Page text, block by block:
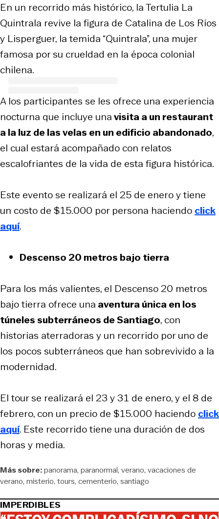
En un recorrido más histórico, la Tertulia La
Quintrala revive la figura de Catalina de Los Ríos
y Lisperguer, la temida “Quintrala”, una mujer
famosa por su crueldad en la época colonial
chilena.
A los participantes se les ofrece una experiencia
nocturna que incluye unavisita a un restaurant
a la luz de las velas en un edificio abandonado,
el cual estará acompañado con relatos
escalofriantes de la vida de esta figura histórica.
Este evento se realizará el 25 de enero y tiene
un costo de $15.000 por persona haciendo click
aquí.
Descenso 20 metros bajo tierra
Para los más valientes, el Descenso 20 metros
bajo tierra ofrece una aventura única en los
túneles subterráneos de Santiago, con
historias aterradoras y un recorrido por uno de
los pocos subterráneos que han sobrevivido a la
modernidad.
El tour se realizará el 23 y 31 de enero, y el 8 de
febrero, con un precio de $15.000 haciendo click
aquí. Este recorrido tiene una duración de dos
horas y media.
Más sobre:panorama paranormal verano vacaciones de
verano misterio tours cementerio santiago
IMPERDIBLES